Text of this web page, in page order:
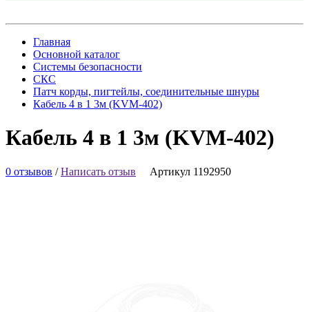
Главная
Основной каталог
Системы безопасности
СКС
Патч корды, пигтейлы, соединительные шнуры
Кабель 4 в 1 3м (KVM-402)
Кабель 4 в 1 3м (KVM-402)
0 отзывов /Написать отзыв Артикул 1192950